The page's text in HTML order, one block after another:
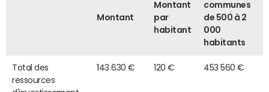
Montant
Montant
par
habitant
communes
de 500 à 2
000
habitants
Total des
ressources
143 630 € 120 € 453 560 €